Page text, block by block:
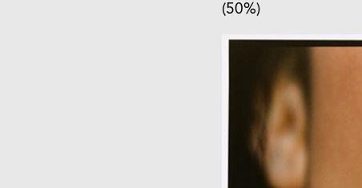
(50%)